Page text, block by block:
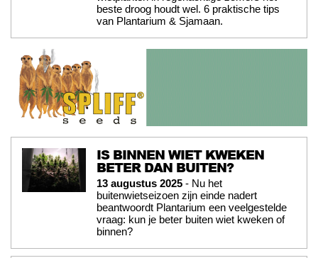
beste droog houdt wel. 6 praktische tips
van Plantarium & Sjamaan.
IS BINNEN WIET KWEKEN
BETER DAN BUITEN?
13 augustus 2025 - Nu het
buitenwietseizoen zijn einde nadert
beantwoordt Plantarium een veelgestelde
vraag: kun je beter buiten wiet kweken of
binnen?